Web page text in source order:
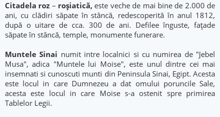
Citadela roz – roşiatică, este veche de mai bine de 2.000 de
ani, cu clădiri săpate în stâncă, redescoperită în anul 1812,
după o uitare de cca. 300 de ani. Defilee înguste, faţade
săpate în stâncă, temple, monumente funerare.
Muntele Sinai numit intre localnici si cu numirea de "Jebel
Musa", adica "Muntele lui Moise", este unul dintre cei mai
insemnati si cunoscuti munti din Peninsula Sinai, Egipt. Acesta
este locul in care Dumnezeu a dat omului poruncile Sale,
acesta este locul in care Moise s-a ostenit spre primirea
Tablelor Legii.